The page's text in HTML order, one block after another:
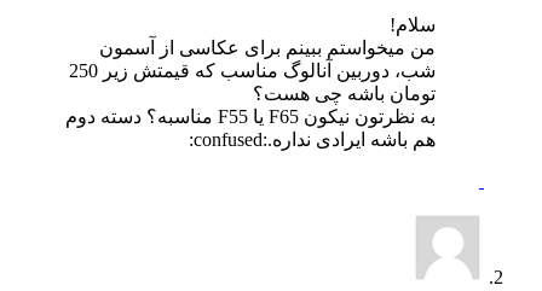
سلام!
من میخواستم ببینم برای عکاسی از آسمون
شب، دوربین آنالوگ مناسب که قیمتش زیر 250
تومان باشه چی هست؟
به نظرتون نیکون F65 یا F55 مناسبه؟ دسته دوم
هم باشه ایرادی نداره.:confused: